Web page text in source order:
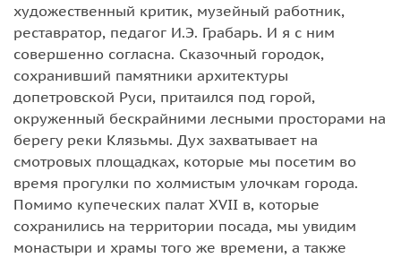
художественный критик, музейный работник,
реставратор, педагог И.Э. Грабарь. И я с ним
совершенно согласна. Сказочный городок,
сохранивший памятники архитектуры
допетровской Руси, притаился под горой,
окруженный бескрайними лесными просторами на
берегу реки Клязьмы. Дух захватывает на
смотровых площадках, которые мы посетим во
время прогулки по холмистым улочкам города.
Помимо купеческих палат XVII в, которые
сохранились на территории посада, мы увидим
монастыри и храмы того же времени, а также